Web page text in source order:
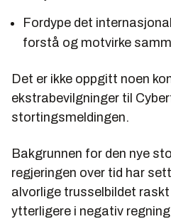
Fordype det
forstå og motvirke
Det er ikke oppgitt noen
ekstrabevilgninger til
stortingsmeldingen.
Bakgrunnen for den nye
regjeringen over tid har
alvorlige trusselbildet
ytterligere i negativ